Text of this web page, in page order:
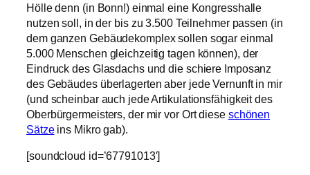
Hölle denn (in Bonn!) einmal eine Kongresshalle
nutzen soll, in der bis zu 3.500 Teilnehmer passen (in
dem ganzen Gebäudekomplex sollen sogar einmal
5.000 Menschen gleichzeitig tagen können), der
Eindruck des Glasdachs und die schiere Imposanz
des Gebäudes überlagerten aber jede Vernunft in mir
(und scheinbar auch jede Artikulationsfähigkeit des
Oberbürgermeisters, der mir vor Ort diese schönen
Sätzeins Mikro gab).
[soundcloud id=’67791013′]